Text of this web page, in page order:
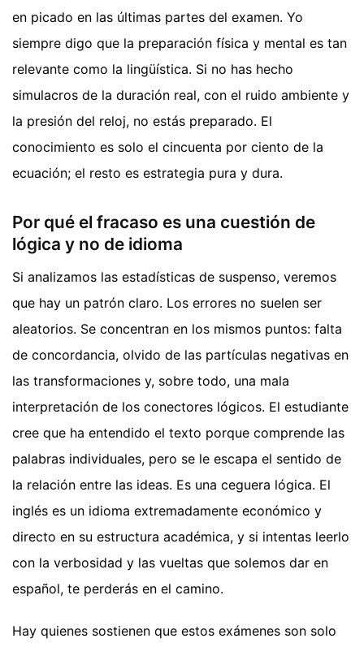
en picado en las últimas partes del examen. Yo
siempre digo que la preparación física y mental es tan
relevante como la lingüística. Si no has hecho
simulacros de la duración real, con el ruido ambiente y
la presión del reloj, no estás preparado. El
conocimiento es solo el cincuenta por ciento de la
ecuación; el resto es estrategia pura y dura.
Por qué el fracaso es una cuestión de
lógica y no de idioma
Si analizamos las estadísticas de suspenso, veremos
que hay un patrón claro. Los errores no suelen ser
aleatorios. Se concentran en los mismos puntos: falta
de concordancia, olvido de las partículas negativas en
las transformaciones y, sobre todo, una mala
interpretación de los conectores lógicos. El estudiante
cree que ha entendido el texto porque comprende las
palabras individuales, pero se le escapa el sentido de
la relación entre las ideas. Es una ceguera lógica. El
inglés es un idioma extremadamente económico y
directo en su estructura académica, y si intentas leerlo
con la verbosidad y las vueltas que solemos dar en
español, te perderás en el camino.
Hay quienes sostienen que estos exámenes son solo